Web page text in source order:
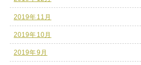
2019年11月
2019年10月
2019年9月